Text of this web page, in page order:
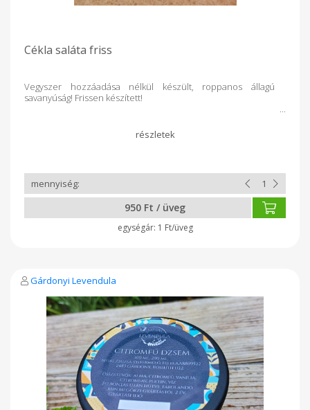
Cékla saláta friss
Vegyszer hozzáadása nélkül készült, roppanos állagú
savanyúság! Frissen készített!
950 Ft / üveg
1 Ft/üveg
Gárdonyi Levendula